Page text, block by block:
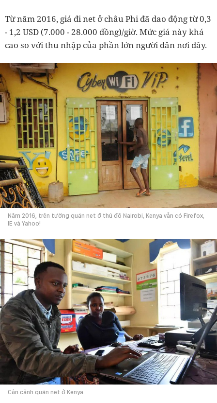
Từ năm 2016, giá đi net ở châu Phi đã dao động từ 0,3
- 1,2 USD (7.000 - 28.000 đồng)/giờ. Mức giá này khá
cao so với thu nhập của phần lớn người dân nơi đây.
Năm 2016, trên tường quán net ở thủ đô Nairobi, Kenya vẫn có Firefox,
IE và Yahoo!
Cận cảnh quán net ở Kenya